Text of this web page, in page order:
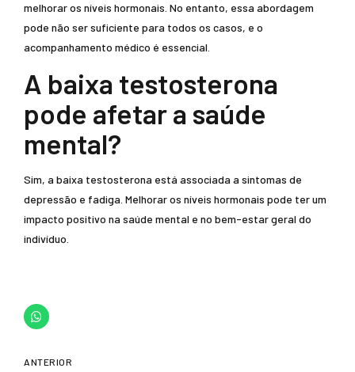
melhorar os níveis hormonais. No entanto, essa abordagem
pode não ser suficiente para todos os casos, e o
acompanhamento médico é essencial.
A baixa testosterona
pode afetar a saúde
mental?
Sim, a baixa testosterona está associada a sintomas de
depressão e fadiga. Melhorar os níveis hormonais pode ter um
impacto positivo na saúde mental e no bem-estar geral do
indivíduo.
ANTERIOR